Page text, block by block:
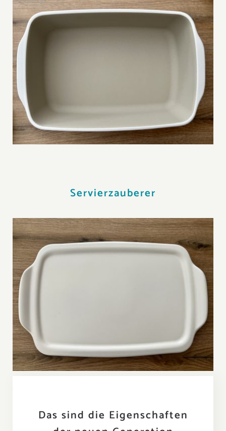
Servierzauberer
Das sind die Eigenschaften